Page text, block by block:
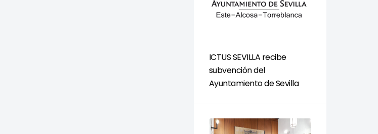
ICTUS SEVILLA recibe
subvención del
Ayuntamiento de Sevilla